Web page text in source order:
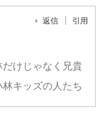
返信 引用
けじゃなく兄貴
キッズの人たち